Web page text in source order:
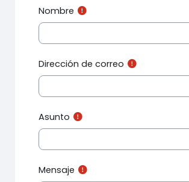
Nombre
Dirección de correo
Asunto
Mensaje